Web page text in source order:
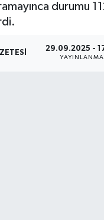
durumu
29.09.2025 -
YAYINLANMA